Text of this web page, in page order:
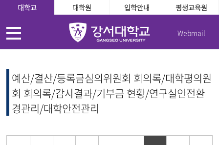
대학교 대학원 입학안내 평생교육원
Webmail
예산/결산/등록금심의위원회 회의록/대학평의원
회 회의록/감사결과/기부금 현황/연구실안전환
경관리/대학안전관리